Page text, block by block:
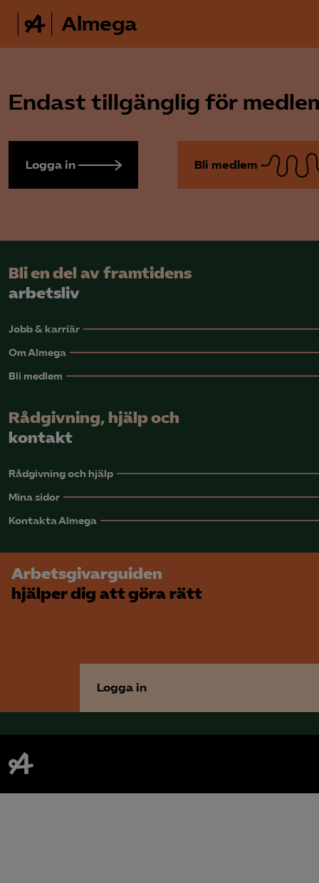
Almega
Endast tillgänglig för
Logga in Bli medlem
Bli en del av framtidens
arbetsliv
Jobb & karriär
Om Almega
Bli medlem
Rådgivning, hjälp och
kontakt
Rådgivning och hjälp
Mina sidor
Kontakta Almega
Arbetsgivarguiden
hjälper dig att göra rätt
Logga in